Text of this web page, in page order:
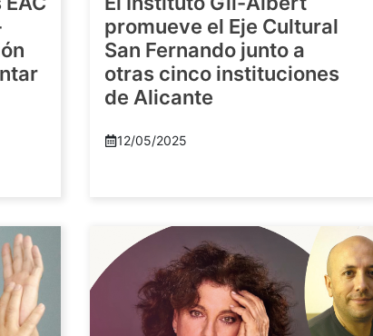
promueve el Eje Cultural
San Fernando junto a
otras cinco instituciones
de Alicante
12/05/2025